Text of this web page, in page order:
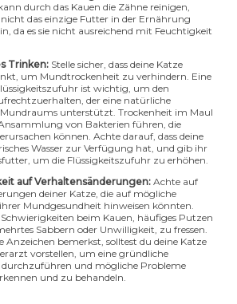
durch das Kauen die Zähne reinigen,
nicht das einzige Futter in der Ernährung
da es sie nicht ausreichend mit Feuchtigkeit
Trinken: Stelle sicher, dass deine Katze
um Mundtrockenheit zu verhindern. Eine
ist wichtig, um den
der eine natürliche
Mundraums unterstützt. Trockenheit im Maul
von Bakterien führen, die
können. Achte darauf, dass deine
Wasser zur Verfügung hat, und gib ihr
um die Flüssigkeitszufuhr zu erhöhen.
auf Verhaltensänderungen: Achte auf
deiner Katze, die auf mögliche
Mundgesundheit hinweisen könnten.
beim Kauen, häufiges Putzen
Sabbern oder Unwilligkeit, zu fressen.
Anzeichen bemerkst, solltest du deine Katze
vorstellen, um eine gründliche
und mögliche Probleme
und zu behandeln.